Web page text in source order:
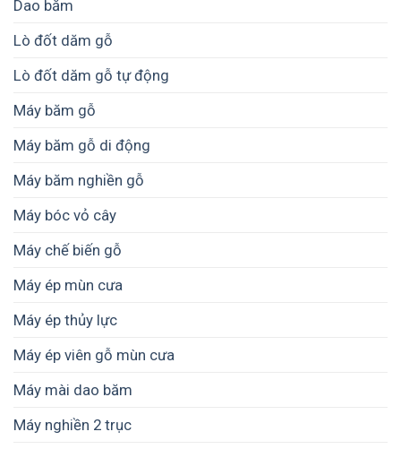
Dao băm
Lò đốt dăm gỗ
Lò đốt dăm gỗ tự động
Máy băm gỗ
Máy băm gỗ di động
Máy băm nghiền gỗ
Máy bóc vỏ cây
Máy chế biến gỗ
Máy ép mùn cưa
Máy ép thủy lực
Máy ép viên gỗ mùn cưa
Máy mài dao băm
Máy nghiền 2 trục